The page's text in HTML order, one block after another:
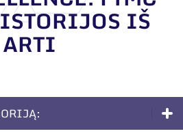
prevencija
IŠ
ARTI